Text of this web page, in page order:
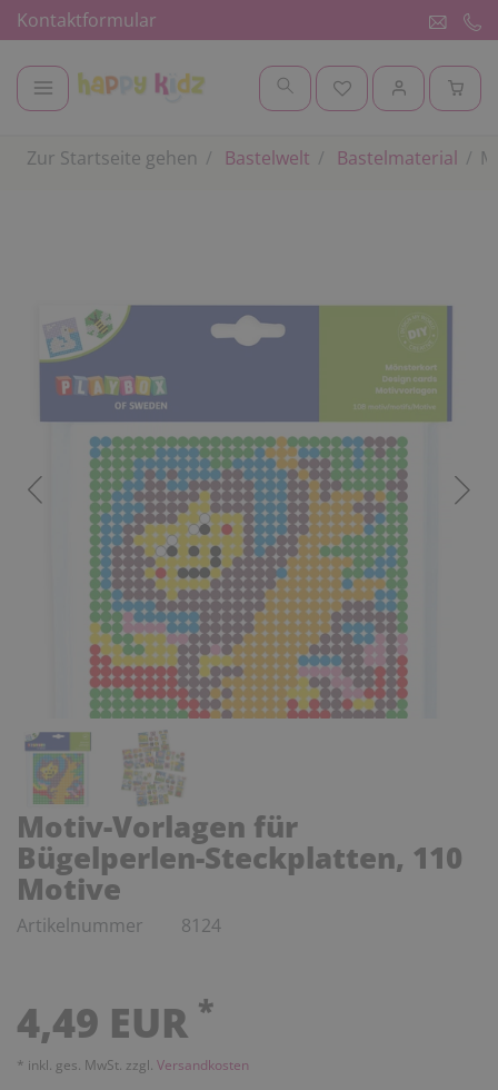
Kontaktformular
Zur Startseite gehen Bastelwelt Bastelmaterial
Motiv-Vorlagen für
Bügelperlen-Steckplatten, 110
Motive
Artikelnummer 8124
4,49 EUR *
* inkl. ges. MwSt. zzgl. Versandkosten